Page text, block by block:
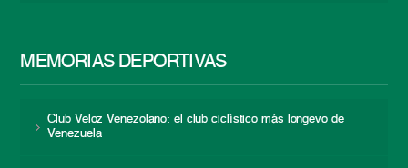
MEMORIAS DEPORTIVAS
Club Veloz Venezolano: el club ciclístico más longevo de
Venezuela